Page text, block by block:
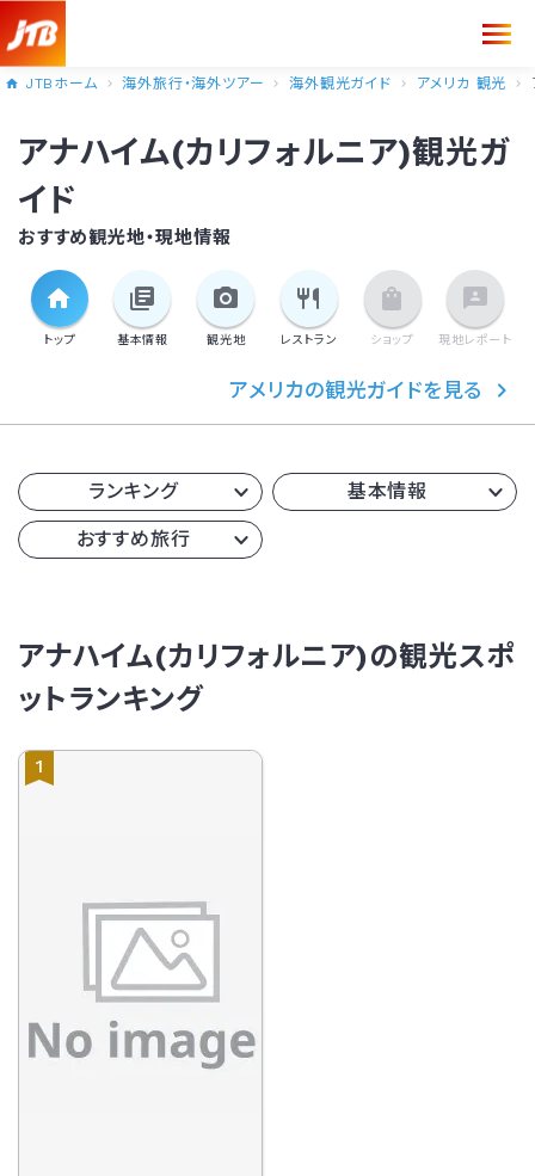
JTBホーム 海外旅行・海外ツアー 海外観光ガイド アメリカ 観光
アナハイム(カリフォルニア)観光ガ
イド
おすすめ観光地・現地情報
トップ 基本情報 観光地 レストラン ショップ 現地レポート
アメリカの観光ガイドを見る
ランキング 基本情報
おすすめ旅行
アナハイム(カリフォルニア)の観光スポ
ットランキング